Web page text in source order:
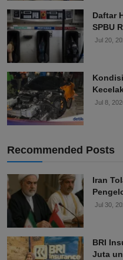
Daftar
SPBU
Jul 20,
Jul 8,
Recommended Posts
Iran
Jul 30,
BRI
Juta